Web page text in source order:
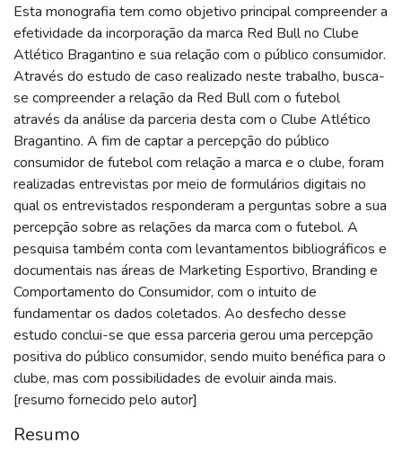
Esta monografia tem como objetivo principal compreender a
efetividade da incorporação da marca Red Bull no Clube
Atlético Bragantino e sua relação com o público consumidor.
Através do estudo de caso realizado neste trabalho, busca-
se compreender a relação da Red Bull com o futebol
através da análise da parceria desta com o Clube Atlético
Bragantino. A fim de captar a percepção do público
consumidor de futebol com relação a marca e o clube, foram
realizadas entrevistas por meio de formulários digitais no
qual os entrevistados responderam a perguntas sobre a sua
percepção sobre as relações da marca com o futebol. A
pesquisa também conta com levantamentos bibliográficos e
documentais nas áreas de Marketing Esportivo, Branding e
Comportamento do Consumidor, com o intuito de
fundamentar os dados coletados. Ao desfecho desse
estudo conclui-se que essa parceria gerou uma percepção
positiva do público consumidor, sendo muito benéfica para o
clube, mas com possibilidades de evoluir ainda mais.
[resumo fornecido pelo autor]
Resumo